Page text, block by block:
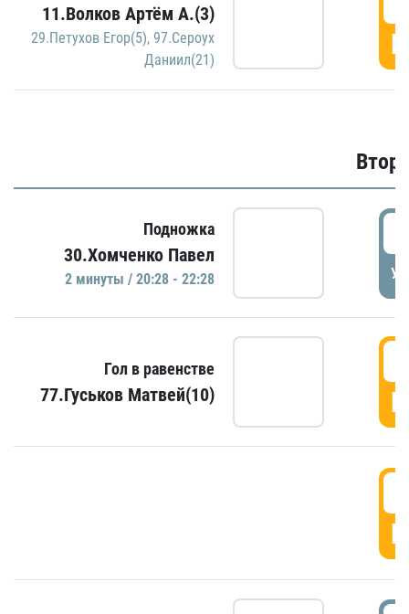
11.Волков Артём А.(3)
29.Петухов Егор(5), 97.Сероух
Даниил(21)
Подножка
30.Хомченко Павел
2 минуты / 20:28 - 22:28
Гол в равенстве
77.Гуськов Матвей(10)